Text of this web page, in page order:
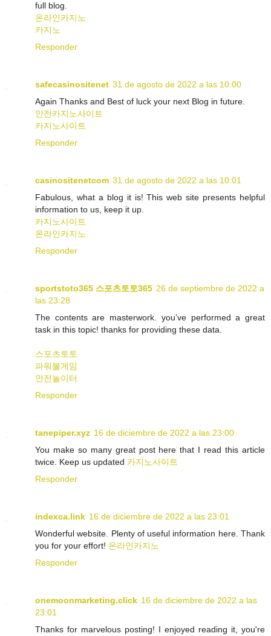
full blog.
온라인카지노
카지노
Responder
safecasinositenet 31 de agosto de 2022 a las 10:00
Again Thanks and Best of luck your next Blog in future.
안전카지노사이트
카지노사이트
Responder
casinositenetcom 31 de agosto de 2022 a las 10:01
Fabulous, what a blog it is! This web site presents helpful
information to us, keep it up.
카지노사이트
온라인카지노
Responder
sportstoto365 스포츠토토365 26 de septiembre de 2022 a
las 23:28
The contents are masterwork. you’ve performed a great
task in this topic! thanks for providing these data.
스포츠토토
파워볼게임
안전놀이터
Responder
tanepiper.xyz 16 de diciembre de 2022 a las 23:00
You make so many great post here that I read this article
twice. Keep us updated 카지노사이트
Responder
indexca.link 16 de diciembre de 2022 a las 23:01
Wonderful website. Plenty of useful information here. Thank
you for your effort! 온라인카지노
Responder
onemoonmarketing.click 16 de diciembre de 2022 a las
23:01
Thanks for marvelous posting! I enjoyed reading it, you're